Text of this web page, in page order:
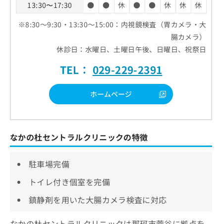
13:30〜17:30
● ● 休 ● ● 休 休
休
※8:30～9:30・13:30～15:00：内視鏡検査（胃カメラ・大
腸カメラ）
休診日：水曜日、土曜日午後、日曜日、祝祭日
TEL： 029-229-2391
ホームページ
なかの杜セントラルクリニックの特徴
駐車場完備
トイレ付き個室を完備
鎮静剤を用いた大腸カメラ検査に対応